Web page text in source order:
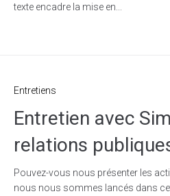
texte encadre la mise en...
Entretiens
Entretien avec
relations
Pouvez-vous nous présenter les
nous nous sommes lancés dans